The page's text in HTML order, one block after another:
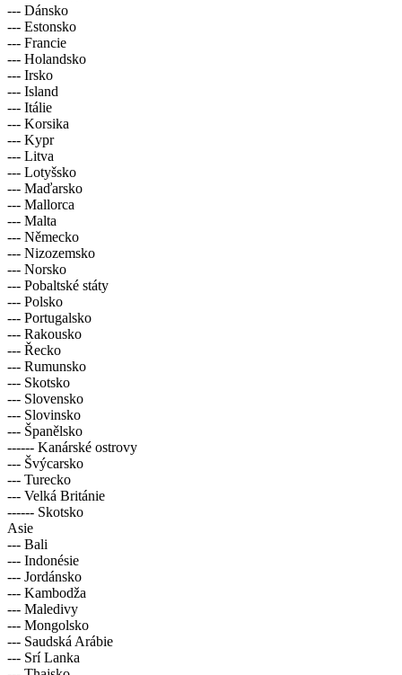
--- Dánsko
--- Estonsko
--- Francie
--- Holandsko
--- Irsko
--- Island
--- Itálie
--- Korsika
--- Kypr
--- Litva
--- Lotyšsko
--- Maďarsko
--- Mallorca
--- Malta
--- Německo
--- Nizozemsko
--- Norsko
--- Pobaltské státy
--- Polsko
--- Portugalsko
--- Rakousko
--- Řecko
--- Rumunsko
--- Skotsko
--- Slovensko
--- Slovinsko
--- Španělsko
------ Kanárské ostrovy
--- Švýcarsko
--- Turecko
--- Velká Británie
------ Skotsko
Asie
--- Bali
--- Indonésie
--- Jordánsko
--- Kambodža
--- Maledivy
--- Mongolsko
--- Saudská Arábie
--- Srí Lanka